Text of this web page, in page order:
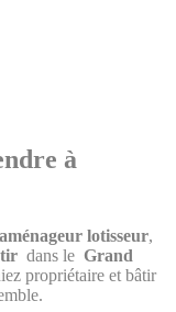
à
aménageur lotisseur,
dans le Grand
propriétaire et bâtir